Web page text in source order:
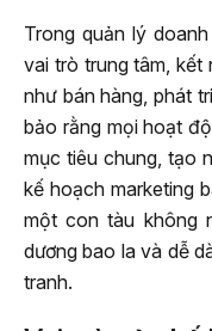
Trong quản lý
vai trò trung tâm, kết
như bán hàng, phát
bảo rằng mọi hoạt
mục tiêu chung, tạo
kế hoạch marketing
một con tàu không
dương bao la và dễ
tranh.